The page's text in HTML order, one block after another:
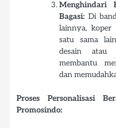
Menghindari
Bagasi: Di
lainnya,
satu sama
desain atau
membantu
dan
Proses Personalisasi
Promosindo: